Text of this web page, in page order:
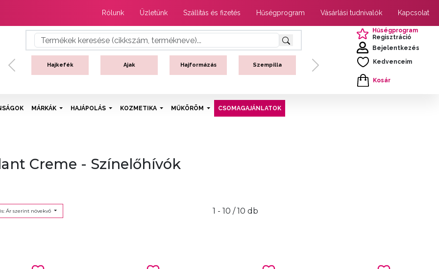
Rólunk Üzletünk Szállítás és fizetés Hűségprogram Vásárlási tudnivalók Kapcsolat
Hajkefék Ajak Hajformázás Szempilla
Previous Next
Hűségprogram
Regisztráció
Bejelentkezés
Kedvenceim
Kosár
MÁRKÁK HAJÁPOLÁS KOZMETIKA MŰKÖRÖM CSOMAGAJÁNLATOK
Creme - Színelőhívók
Ár szerint növekvő 1 - 10 / 10 db